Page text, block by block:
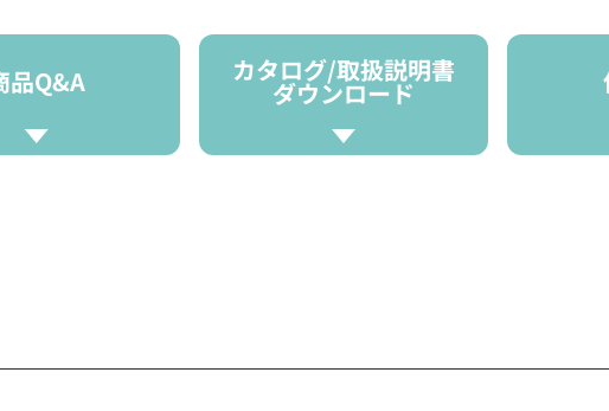
品Q&A カタログ/取扱説明書
ダウンロード